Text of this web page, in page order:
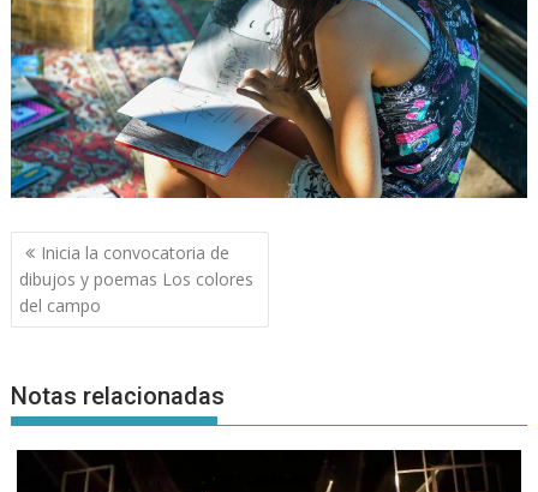
Navegación
de
entradas
Inicia la convocatoria de
dibujos y poemas Los colores
del campo
Notas relacionadas